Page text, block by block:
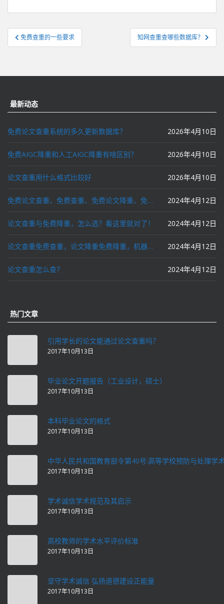
文
章
航
免费查重的一些要求 知网查重查哪些数据库？
最新动态
免费论文查重系统的多久更新数据库？ 2026年4月10日
免费AIGC降重和人工AIGC降重有啥区别？ 2026年4月10日
论文查重用什么格式比较好 2026年4月10日
免费论文查重、免费查重、免费论文降重、免费降重、智能降重、一键降重、降低AIGC写作率、AI写论文，这些名词你了解吗？ 2024年4月12日
论文查重与免费降重，怎么选？看这里就对了！ 2024年4月12日
论文查重免费查重，论文降重免费降重，机器降重，人工降重，降低AIGC写作率，ai写论文，都要选论文狗和paperdog以及文思慧达！ 2024年4月12日
论文查重怎么查？ 2024年4月12日
热门文章
引用学长的论文能通过论文查重吗？
2017年10月13日
毕业论文开题报告（工业设计，硕士）
2017年10月13日
本科毕业论文的格式
2017年10月13日
中华人民共和国教育部令第40号:高等学校预防与处理学
2017年10月13日
学术诚信学术规范及其启示
2017年10月13日
高校教师的学术水平评价标准
2017年10月13日
坚守学术诚信 弘扬道德建设正能量
2017年10月13日